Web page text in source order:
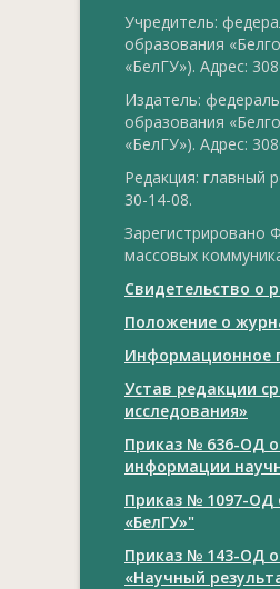
Учредитель:
образования
«БелГУ»). Адрес:
Издатель:
образования
«БелГУ»). Адрес:
Редакция: главный
30-14-08.
Зарегистрировано
массовых
Свидетельство о
Положение о
Информационное
Устав редакции
исследования»
Приказ № 636-ОД
информации
Приказ № 1097-ОД
«БелГУ»"
Приказ № 143-ОД
«Научный